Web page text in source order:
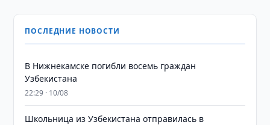
ПОСЛЕДНИЕ НОВОСТИ
В Нижнекамске погибли восемь граждан
Узбекистана
22:29 · 10/08
Школьница из Узбекистана отправилась в